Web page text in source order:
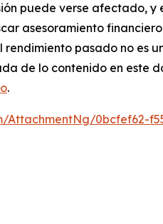
puede verse afectado, y
asesoramiento financiero
pasado no es
de lo contenido en este
.
AttachmentNg/0bcfef62-